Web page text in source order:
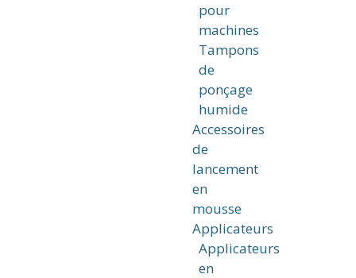
pour
machines
Tampons
de
ponçage
humide
Accessoires
de
lancement
en
mousse
Applicateurs
Applicateurs
en